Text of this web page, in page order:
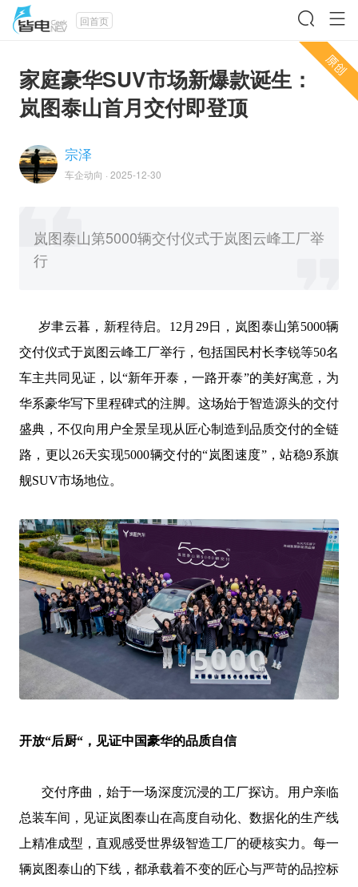
回首页
家庭豪华SUV市场新爆款诞生：
岚图泰山首月交付即登顶
宗泽
车企动向 · 2025-12-30
岚图泰山第5000辆交付仪式于岚图云峰工厂举
行
岁聿云暮，新程待启。 12月29日，岚图泰山第5000辆
交付仪式于岚图云峰工厂举行，包括国民村长李锐等50名
车主共同见证，以“新年开泰，一路开泰”的美好寓意，为
华系豪华写下里程碑式的注脚。这场始于智造源头的交付
盛典，不仅向用户全景呈现从匠心制造到品质交付的全链
路，更以26天实现5000辆交付的“岚图速度”，站稳9系旗
舰SUV市场地位。
开放“后厨“，见证中国豪华的品质自信
交付序曲，始于一场深度沉浸的工厂探访。用户亲临
总装车间，见证岚图泰山在高度自动化、数据化的生产线
上精准成型，直观感受世界级智造工厂的硬核实力。每一
辆岚图泰山的下线，都承载着不变的匠心与严苛的品控标